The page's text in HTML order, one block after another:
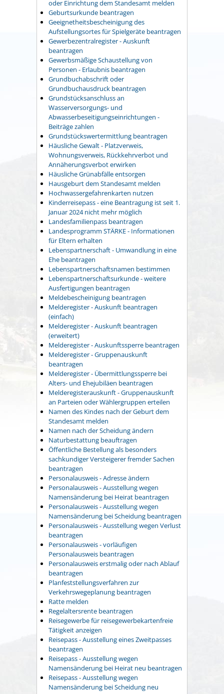
oder Einrichtung dem Standesamt melden
Geburtsurkunde beantragen
Geeignetheitsbescheinigung des
Aufstellungsortes für Spielgeräte beantragen
Gewerbezentralregister - Auskunft
beantragen
Gewerbsmäßige Schaustellung von
Personen - Erlaubnis beantragen
Grundbuchabschrift oder
Grundbuchausdruck beantragen
Grundstücksanschluss an
Wasserversorgungs- und
Abwasserbeseitigungseinrichtungen -
Beiträge zahlen
Grundstückswertermittlung beantragen
Häusliche Gewalt - Platzverweis,
Wohnungsverweis, Rückkehrverbot und
Annäherungsverbot erwirken
Häusliche Grünabfälle entsorgen
Hausgeburt dem Standesamt melden
Hochwassergefahrenkarten nutzen
Kinderreisepass - eine Beantragung ist seit 1.
Januar 2024 nicht mehr möglich
Landesfamilienpass beantragen
Landesprogramm STÄRKE - Informationen
für Eltern erhalten
Lebenspartnerschaft - Umwandlung in eine
Ehe beantragen
Lebenspartnerschaftsnamen bestimmen
Lebenspartnerschaftsurkunde - weitere
Ausfertigungen beantragen
Meldebescheinigung beantragen
Melderegister - Auskunft beantragen
(einfach)
Melderegister - Auskunft beantragen
(erweitert)
Melderegister - Auskunftssperre beantragen
Melderegister - Gruppenauskunft
beantragen
Melderegister - Übermittlungssperre bei
Alters- und Ehejubiläen beantragen
Melderegisterauskunft - Gruppenauskunft
an Parteien oder Wählergruppen erteilen
Namen des Kindes nach der Geburt dem
Standesamt melden
Namen nach der Scheidung ändern
Naturbestattung beauftragen
Öffentliche Bestellung als besonders
sachkundiger Versteigerer fremder Sachen
beantragen
Personalausweis - Adresse ändern
Personalausweis - Ausstellung wegen
Namensänderung bei Heirat beantragen
Personalausweis - Ausstellung wegen
Namensänderung bei Scheidung beantragen
Personalausweis - Ausstellung wegen Verlust
beantragen
Personalausweis - vorläufigen
Personalausweis beantragen
Personalausweis erstmalig oder nach Ablauf
beantragen
Planfeststellungsverfahren zur
Verkehrswegeplanung beantragen
Ratte melden
Regelaltersrente beantragen
Reisegewerbe für reisegewerbekartenfreie
Tätigkeit anzeigen
Reisepass - Ausstellung eines Zweitpasses
beantragen
Reisepass - Ausstellung wegen
Namensänderung bei Heirat neu beantragen
Reisepass - Ausstellung wegen
Namensänderung bei Scheidung neu